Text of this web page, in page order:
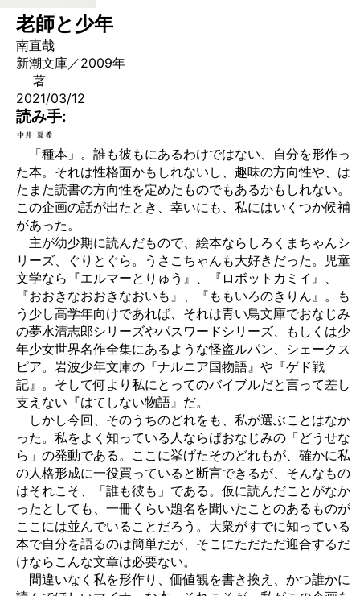
老師と少年
南直哉
新潮文庫／2009年
著
2021/03/12
読み手:
「種本」。誰も彼もにあるわけではない、自分を形作っ
た本。それは性格面かもしれないし、趣味の方向性や、は
たまた読書の方向性を定めたものでもあるかもしれない。
この企画の話が出たとき、幸いにも、私にはいくつか候補
があった。
主が幼少期に読んだもので、絵本ならしろくまちゃんシ
リーズ、ぐりとぐら。うさこちゃんも大好きだった。児童
文学なら『エルマーとりゅう』、『ロボットカミイ』、
『おおきなおおきなおいも』、『ももいろのきりん』。も
う少し高学年向けであれば、それは青い鳥文庫でおなじみ
の夢水清志郎シリーズやパスワードシリーズ、もしくは少
年少女世界名作全集にあるような怪盗ルパン、シェークス
ピア。岩波少年文庫の『ナルニア国物語』や『ゲド戦
記』。そして何より私にとってのバイブルだと言って差し
支えない『はてしない物語』だ。
しかし今回、そのうちのどれをも、私が選ぶことはなか
った。私をよく知っている人ならばおなじみの「どうせな
ら」の発動である。ここに挙げたそのどれもが、確かに私
の人格形成に一役買っていると断言できるが、そんなもの
はそれこそ、「誰も彼も」である。仮に読んだことがなか
ったとしても、一冊くらい題名を聞いたことのあるものが
ここには並んでいることだろう。大衆がすでに知っている
本で自分を語るのは簡単だが、そこにただただ迎合するだ
けならこんな文章は必要ない。
間違いなく私を形作り、価値観を書き換え、かつ誰かに